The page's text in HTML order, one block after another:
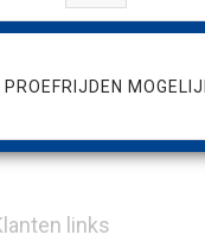
PROEFRIJDEN
links